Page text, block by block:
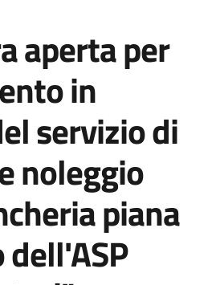
aperta per
in
servizio di
noleggio
piana